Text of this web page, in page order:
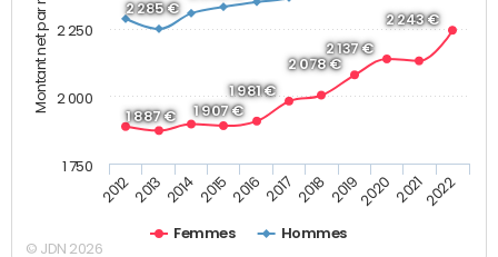
1 887 € 1 907 €
1 981 €
2 078 €
2 137 €
2 243 €
2 285 €
Femmes Hommes
2012 2013 2014 2015 2016 2017 2018 20192020 20212022
1 750
2 000
2 250
© JDN 2026